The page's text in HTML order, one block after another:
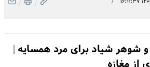
/
/
شوهر شیاد برای مرد همسایه |
از مغازه